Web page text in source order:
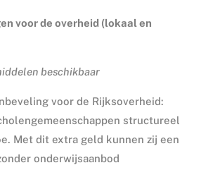
voor de overheid (lokaal en
beschikbaar
voor de Rijksoverheid:
structureel
Met dit extra geld kunnen zij een
onderwijsaanbod